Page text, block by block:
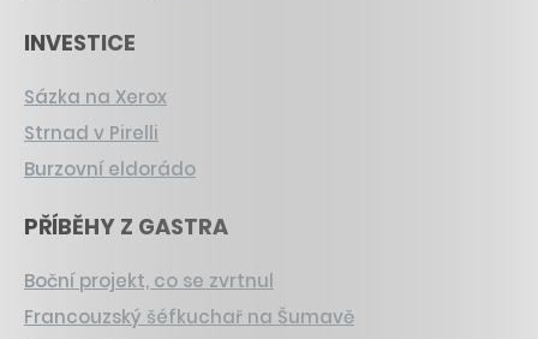
INVESTICE
Sázka na Xerox
Strnad v Pirelli
Burzovní eldorádo
PŘÍBĚHY Z GASTRA
Boční projekt, co se zvrtnul
Francouzský šéfkuchař na Šumavě